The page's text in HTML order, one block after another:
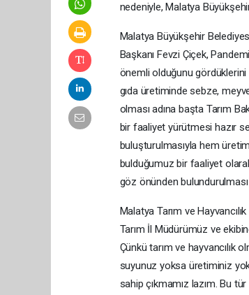
nedeniyle, Malatya
Malatya Büyükşehir
Başkanı Fevzi Çiçek,
önemli olduğunu gördüklerini
gıda üretiminde sebze,
olması adına başta Tarım
bir faaliyet yürütmesi hazır
buluşturulmasıyla hem
bulduğumuz bir faaliyet
göz önünden
Malatya Tarım ve
Tarım İl Müdürümüz ve
Çünkü tarım ve hayvancılık
suyunuz yoksa üretiminiz
sahip çıkmamız lazım. Bu